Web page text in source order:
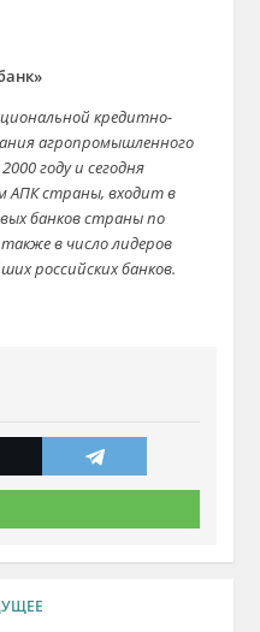
кредитно-
агропромышленного
году и сегодня
АПК страны, входит в
банков страны по
в число лидеров
российских банков.